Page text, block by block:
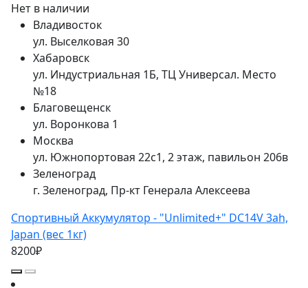
Нет в наличии
Владивосток
ул. Выселковая 30
Хабаровск
ул. Индустриальная 1Б, ТЦ Универсал. Место
№18
Благовещенск
ул. Воронкова 1
Москва
ул. Южнопортовая 22с1, 2 этаж, павильон 206в
Зеленоград
г. Зеленоград, Пр-кт Генерала Алексеева
Спортивный Аккумулятор - "Unlimited+" DC14V 3ah,
Japan (вес 1кг)
8200₽